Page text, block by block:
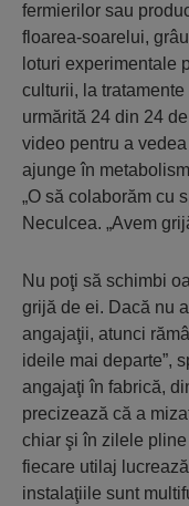
fermierilor sau
floarea-soarelui,
loturi experimentale
culturii, la
urmărită 24 din 24
video pentru a
ajunge în
„O să colaborăm cu
Neculcea. „Avem
Nu poţi să schimbi
grijă de ei. Dacă nu
angajaţii, atunci
ideile mai departe”,
angajaţi în fabrică,
precizează că a
chiar şi în zilele
fiecare utilaj
instalaţiile sunt